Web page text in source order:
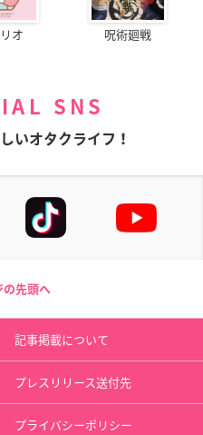
オ 呪術廻戦
SNS
いオタクライフ！
の先頭へ
記事掲載について
プレスリリース送付先
プライバシーポリシー